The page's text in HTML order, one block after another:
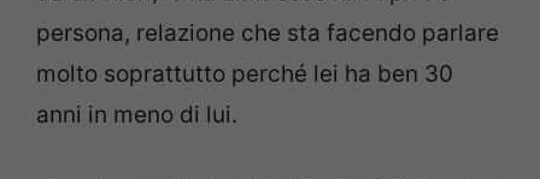
persona, relazione che sta facendo parlare
molto soprattutto perché lei ha ben 30
anni in meno di lui.